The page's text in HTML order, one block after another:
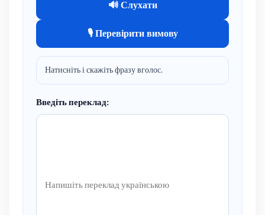
🔊 Слухати
🎙 Перевірити вимову
Натисніть і скажіть фразу вголос.
Введіть переклад: